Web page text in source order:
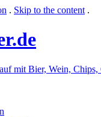
. Skip to the content .
mit Bier, Wein,